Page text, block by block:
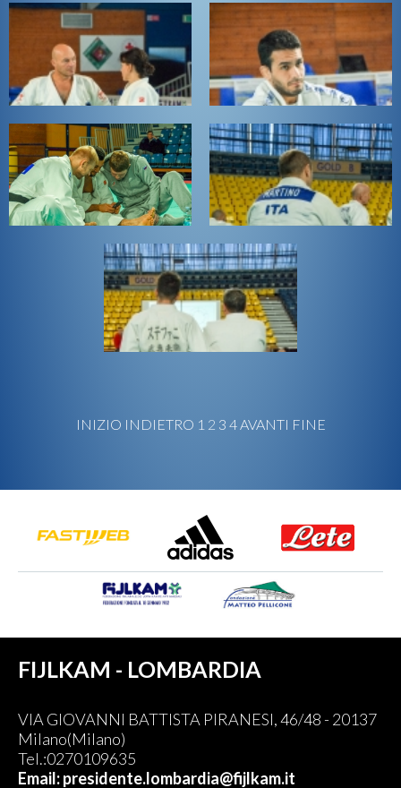
INIZIO INDIETRO 1 2 3 4AVANTI FINE
FIJLKAM - LOMBARDIA
VIA GIOVANNI BATTISTA PIRANESI, 46/48 - 20137
Milano(Milano)
Tel.:0270109635
Email: presidente.lombardia@fijlkam.it